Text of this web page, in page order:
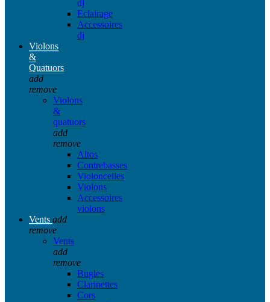
dj
Eclairage
Accessoires
dj
Violons
&
Quatuors
add
remove
Violons
&
quatuors
add
remove
Altos
Contrebasses
Violoncelles
Violons
Accessoires
violons
Vents add
remove
Vents
add
remove
Bugles
Clarinettes
Cors